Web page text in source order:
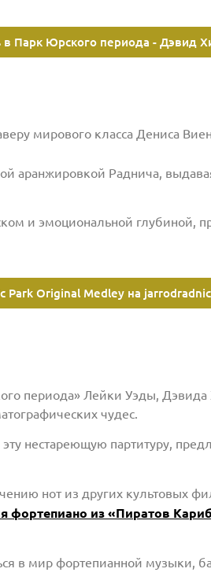
Парк Юрского периода - Дэвид
мирового класса Дениса
аранжировкой Раднича,
и эмоциональной глубиной,
Park Original Medley на
периода» Лейки Уэды,
чудес.
нестареющую партитуру,
нот из других культовых
фортепиано из «Пиратов
в мир фортепианной музыки,